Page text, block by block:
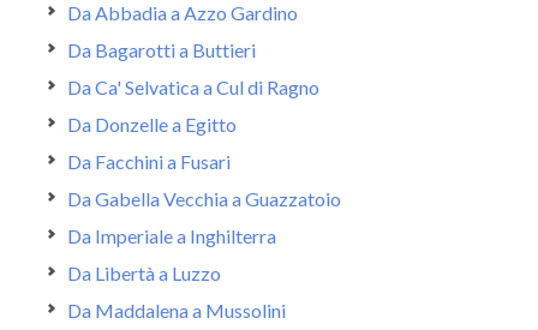
Da Abbadia a Azzo Gardino
Da Bagarotti a Buttieri
Da Ca' Selvatica a Cul di Ragno
Da Donzelle a Egitto
Da Facchini a Fusari
Da Gabella Vecchia a Guazzatoio
Da Imperiale a Inghilterra
Da Libertà a Luzzo
Da Maddalena a Mussolini